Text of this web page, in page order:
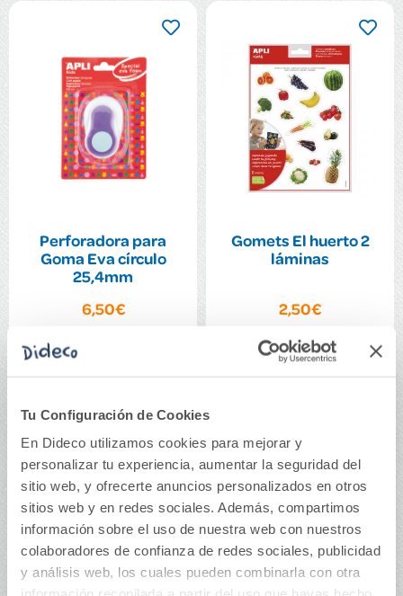
Tu Configuración de Cookies
En Dideco utilizamos cookies para mejorar y
personalizar tu experiencia, aumentar la seguridad del
sitio web, y ofrecerte anuncios personalizados en otros
sitios web y en redes sociales. Además, compartimos
información sobre el uso de nuestra web con nuestros
colaboradores de confianza de redes sociales, publicidad
y análisis web, los cuales pueden combinarla con otra
Perforadora para
Goma Eva círculo
25,4mm
6,50€
Gomets El huerto 2
láminas
2,50€
Comprar